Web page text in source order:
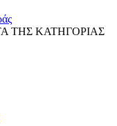
ΤΗΣ ΚΑΤΗΓΟΡΙΑΣ